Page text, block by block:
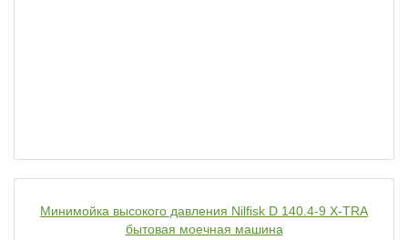
Минимойка высокого давления Nilfisk D 140.4-9 X-TRA
бытовая моечная машина